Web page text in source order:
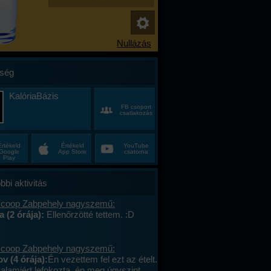
KalóriaBázis
FB csoport
csatlakozás
Play
Értékeld
App Store
YouTube
csatorna
aktivitás
Zabpehely nagyszemű:
(2 órája): Ellenőrzötté tettem. :D
Zabpehely nagyszemű:
(4 órája):Én vezettem fel ezt az ételt.